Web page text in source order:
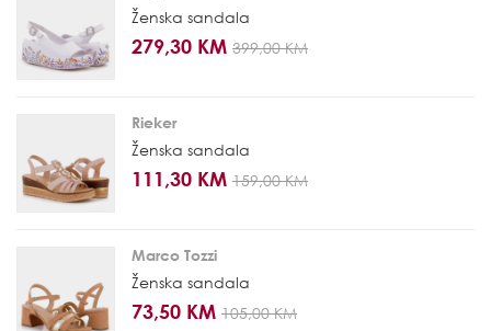
Ženska sandala
279,30 KM 399,00 KM
Rieker
Ženska sandala
111,30 KM 159,00 KM
Marco Tozzi
Ženska sandala
73,50 KM 105,00 KM